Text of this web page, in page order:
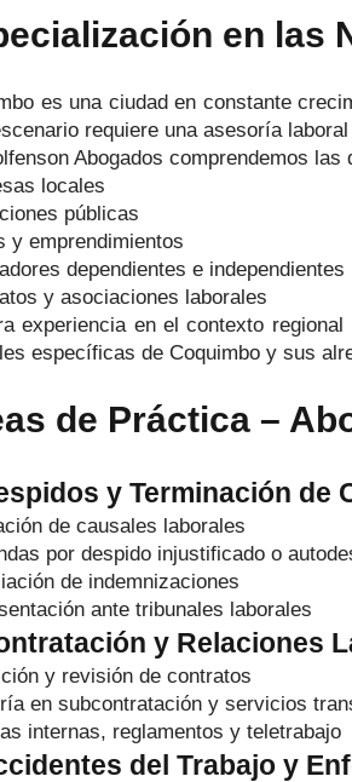
en las
es una ciudad en constante
requiere una asesoría
Abogados comprendemos
locales
públicas
y emprendimientos
dependientes e independientes
y asociaciones laborales
experiencia en el contexto
específicas de Coquimbo y sus
de Práctica –
y Terminación de
de causales laborales
por despido injustificado o
de indemnizaciones
ante tribunales laborales
y Relaciones
y revisión de contratos
en subcontratación y servicios
internas, reglamentos y teletrabajo
del Trabajo y